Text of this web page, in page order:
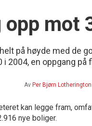
opp mot
på høyde med de
2004, en oppgang på
Av Per Bjørn Lotherington
kan legge fram,
nye boliger.